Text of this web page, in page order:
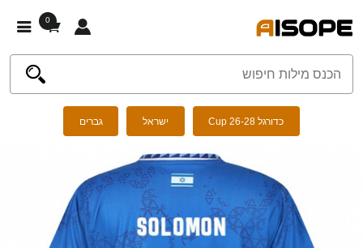
0
כדורגל Cup 26-28 ישראל גברים